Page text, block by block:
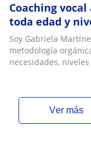
Coaching
toda edad y
Soy Gabriela
metodología
necesidades,
ver más